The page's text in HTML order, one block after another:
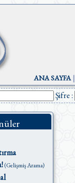
ANA SAYFA|
Şifre :
(Gelişmiş Arama)